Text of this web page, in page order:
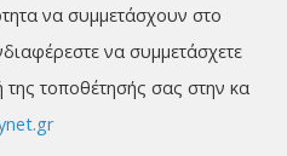
να συμμετάσχουν στο
να συμμετάσχετε
τοποθέτησής σας στην κα